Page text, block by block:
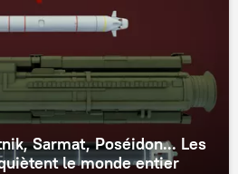
Sarmat, Poséidon... Les
le monde entier